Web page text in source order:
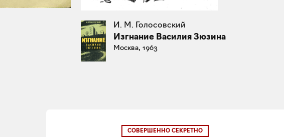
И. М. Голосовский
Изгнание Василия Зюзина
Москва, 1963
СОВЕРШЕННО СЕКРЕТНО